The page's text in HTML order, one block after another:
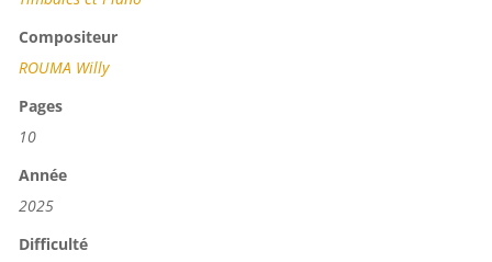
Compositeur
ROUMA Willy
Pages
10
Année
2025
Difficulté